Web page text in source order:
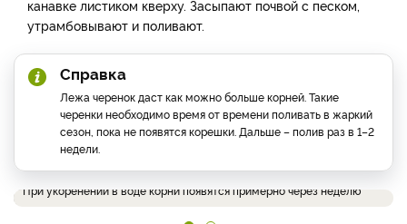
канавке листиком кверху. Засыпают почвой с песком,
утрамбовывают и поливают.
Справка
Лежа черенок даст как можно больше корней. Такие
черенки необходимо время от времени поливать в жаркий
сезон, пока не появятся корешки. Дальше – полив раз в 1–2
недели.
При укоренении в воде корни появятся примерно через неделю